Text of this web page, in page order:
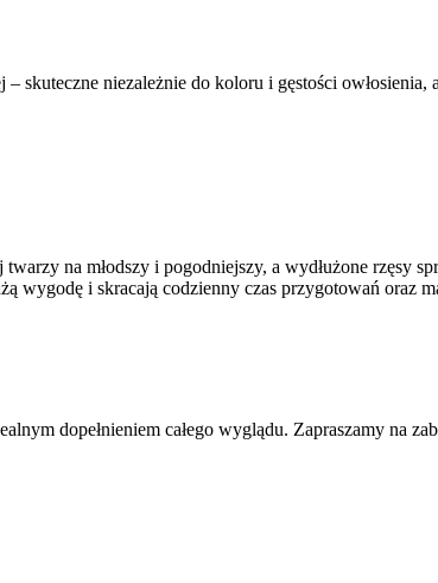
skuteczne niezależnie do koloru i gęstości
na młodszy i pogodniejszy, a wydłużone rzęsy
wygodę i skracają codzienny czas przygotowań oraz
dopełnieniem całego wyglądu. Zapraszamy na